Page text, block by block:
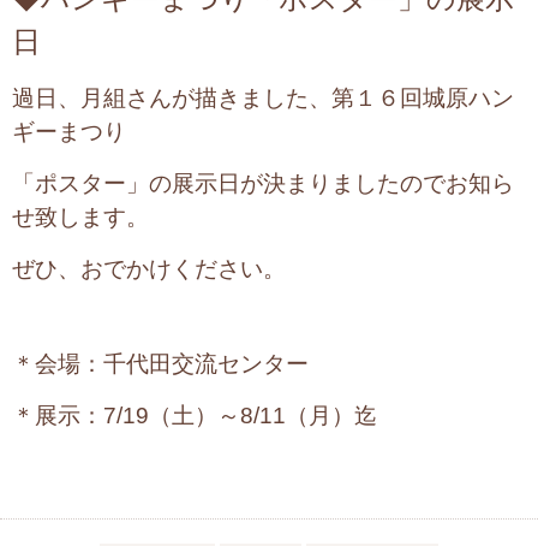
日
過日、月組さんが描きました、第１６回城原ハン
ギーまつり
「ポスター」の展示日が決まりましたのでお知ら
せ致します。
ぜひ、おでかけください。
＊会場：千代田交流センター
＊展示：7/19（土）～8/11（月）迄